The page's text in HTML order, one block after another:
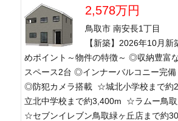
2,578万円
鳥取市 南安長1丁目
【新築】2026年10月
めポイント～物件の特徴～ ◎収納豊富
スペース2台 ◎インナーバルコニー完
◎防犯カメラ搭載 ☆城北小学校まで
立北中学校まで約3,400m ☆ラムー鳥取
☆セブンイレブン鳥取緑ヶ丘店まで約